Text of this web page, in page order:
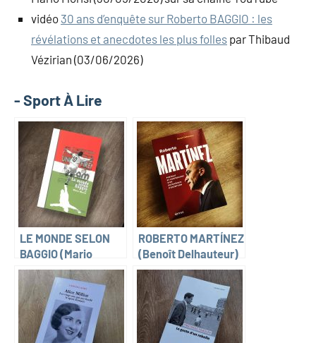
vidéo 30 ans d’enquête sur Roberto BAGGIO : les
révélations et anecdotes les plus folles par Thibaud
Vézirian (03/06/2026)
- Sport À Lire
LE MONDE SELON
BAGGIO (Mario
Morisi)
ROBERTO MARTÍNEZ
(Benoît Delhauteur)